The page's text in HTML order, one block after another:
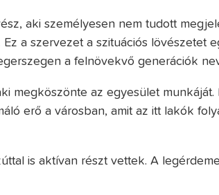
aki személyesen nem tudott
a szervezet a szituációs lövészetet
a felnövekvő generációk
megköszönte az egyesület munkáját.
erő a városban, amit az itt lakók
is aktívan részt vettek. A